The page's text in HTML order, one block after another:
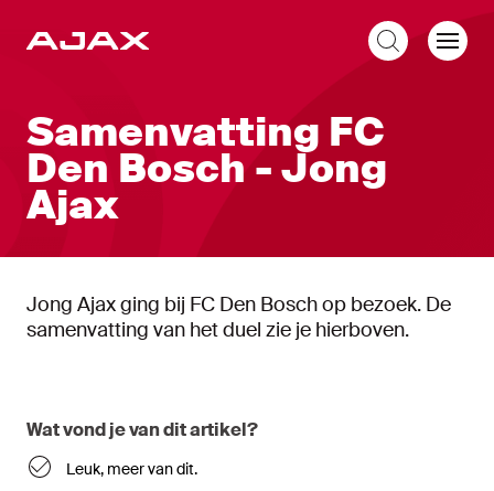
Samenvatting FC
Den Bosch - Jong
Ajax
Jong Ajax ging bij FC Den Bosch op bezoek. De
samenvatting van het duel zie je hierboven.
Wat vond je van dit artikel?
Leuk, meer van dit.